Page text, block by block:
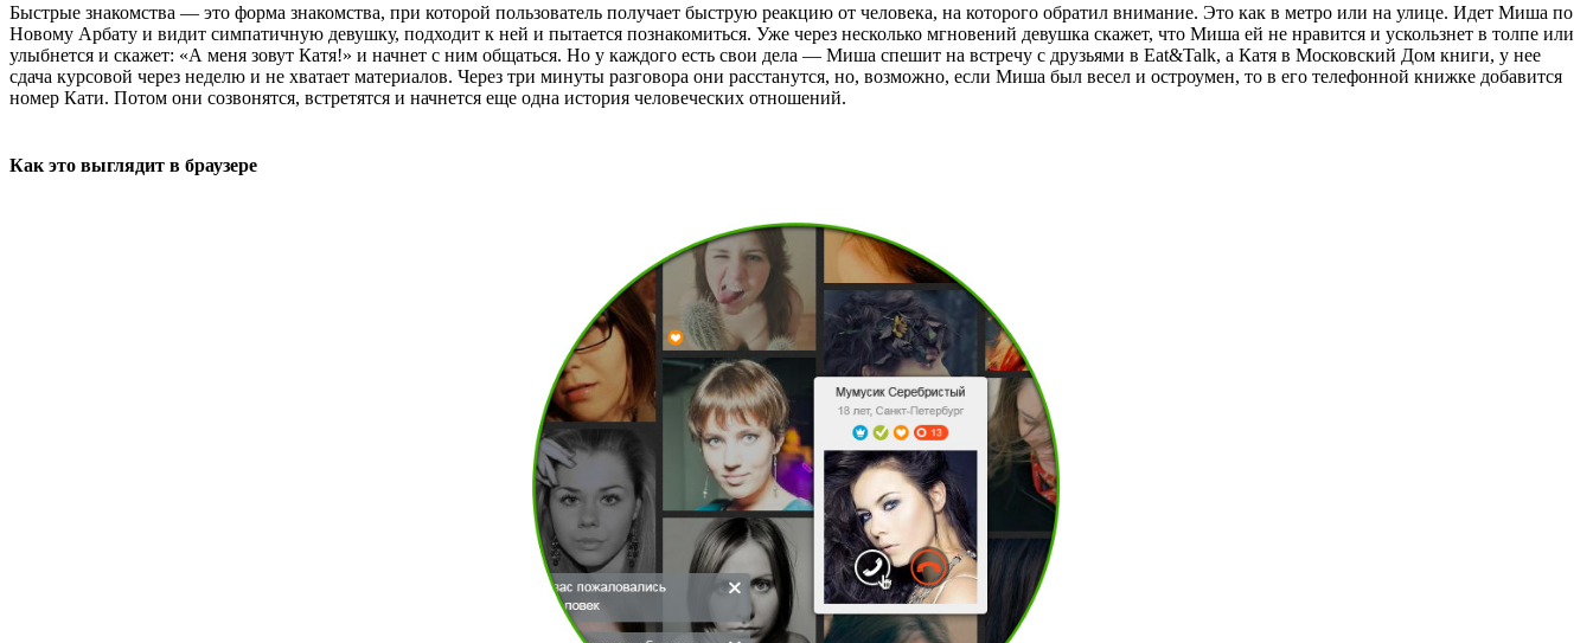
Быстрые знакомства — это форма знакомства, при которой пользователь получает быструю реакцию от человека, на которого обратил внимание. Это как в метро или на улице. Идет Миша по
Новому Арбату и видит симпатичную девушку, подходит к ней и пытается познакомиться. Уже через несколько мгновений девушка скажет, что Миша ей не нравится и ускользнет в толпе или
улыбнется и скажет: «А меня зовут Катя!» и начнет с ним общаться. Но у каждого есть свои дела — Миша спешит на встречу с друзьями в Eat&Talk, а Катя в Московский Дом книги, у нее
сдача курсовой через неделю и не хватает материалов. Через три минуты разговора они расстанутся, но, возможно, если Миша был весел и остроумен, то в его телефонной книжке добавится
номер Кати. Потом они созвонятся, встретятся и начнется еще одна история человеческих отношений.
Как это выглядит в браузере